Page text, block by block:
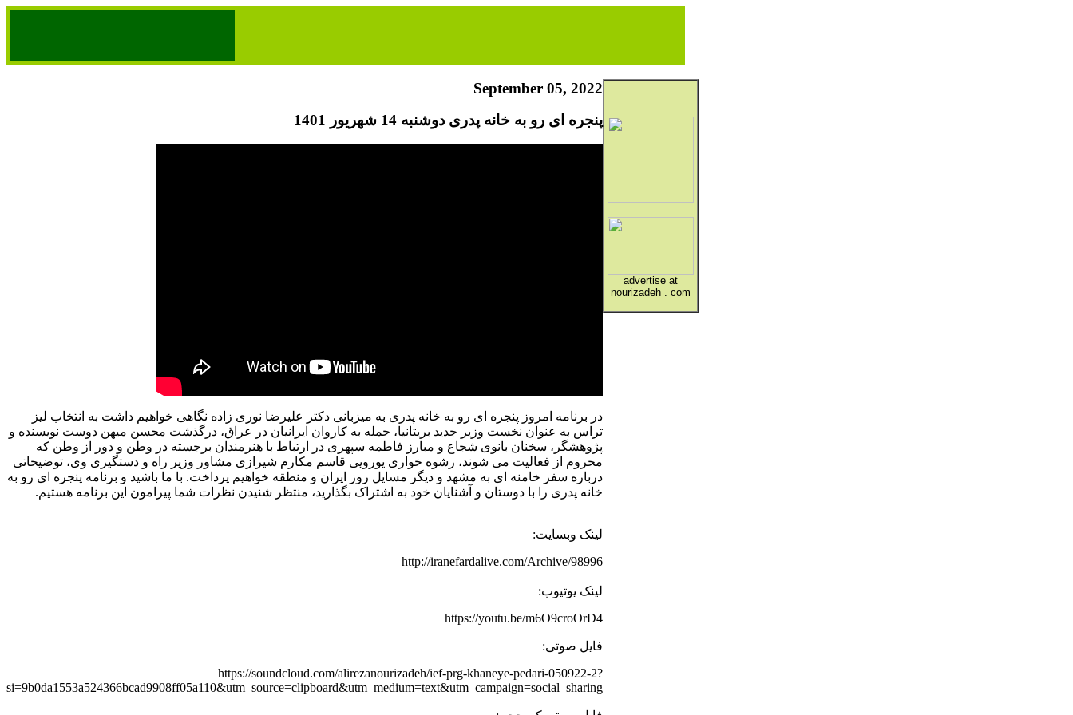
September 05, 2022
پنجره ای رو به خانه پدری دوشنبه 14 شهریور 1401
در برنامه امروز پنجره ای رو به خانه پدری به میزبانی دکتر علیرضا نوری زاده نگاهی خواهیم داشت به انتخاب لیز
تراس به عنوان نخست وزیر جدید بریتانیا، حمله به کاروان ایرانیان در عراق، درگذشت محسن میهن دوست نویسنده و
پژوهشگر، سخنان بانوی شجاع و مبارز فاطمه سپهری در ارتباط با هنرمندان برجسته در وطن و دور از وطن که
محروم از فعالیت می شوند، رشوه خواری یورویی قاسم مکارم شیرازی مشاور وزیر راه و دستگیری وی، توضیحاتی
درباره سفر خامنه ای به مشهد و دیگر مسایل روز ایران و منطقه خواهیم پرداخت. با ما باشید و برنامه پنجره ای رو به
خانه پدری را با دوستان و آشنایان خود به اشتراک بگذارید، منتظر شنیدن نظرات شما پیرامون این برنامه هستیم.
لینک وبسایت:
http://iranefardalive.com/Archive/98996
لینک یوتیوب:
https://youtu.be/m6O9croOrD4
فایل صوتی:
https://soundcloud.com/alirezanourizadeh/ief-prg-khaneye-pedari-050922-2?
si=9b0da1553a524366bcad9908ff05a110&utm_source=clipboard&utm_medium=text&utm_campaign=social_sharing
advertise at
nourizadeh . com